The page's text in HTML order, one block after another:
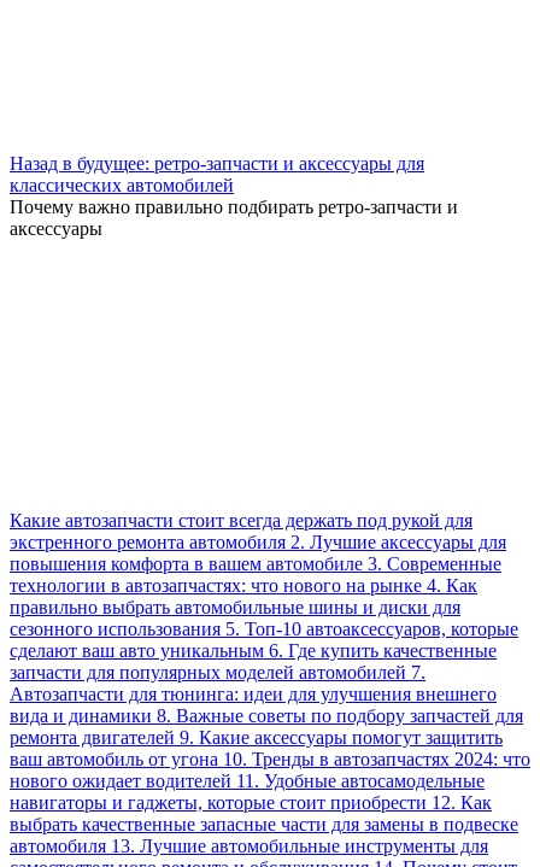
Назад в будущее: ретро-запчасти и аксессуары для
классических автомобилей
Почему важно правильно подбирать ретро-запчасти и
аксессуары
Какие автозапчасти стоит всегда держать под рукой для
экстренного ремонта автомобиля 2. Лучшие аксессуары для
повышения комфорта в вашем автомобиле 3. Современные
технологии в автозапчастях: что нового на рынке 4. Как
правильно выбрать автомобильные шины и диски для
сезонного использования 5. Топ-10 автоаксессуаров, которые
сделают ваш авто уникальным 6. Где купить качественные
запчасти для популярных моделей автомобилей 7.
Автозапчасти для тюнинга: идеи для улучшения внешнего
вида и динамики 8. Важные советы по подбору запчастей для
ремонта двигателей 9. Какие аксессуары помогут защитить
ваш автомобиль от угона 10. Тренды в автозапчастях 2024: что
нового ожидает водителей 11. Удобные автосамодельные
навигаторы и гаджеты, которые стоит приобрести 12. Как
выбрать качественные запасные части для замены в подвеске
автомобиля 13. Лучшие автомобильные инструменты для